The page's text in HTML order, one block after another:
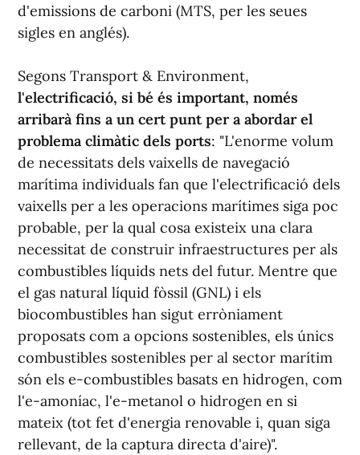
d'emissions de carboni (MTS, per les seues
sigles en anglés).
Segons Transport & Environment,
l'electrificació, si bé és important, només
arribarà fins a un cert punt per a abordar el
problema climàtic dels ports: "L'enorme volum
de necessitats dels vaixells de navegació
marítima individuals fan que l'electrificació dels
vaixells per a les operacions marítimes siga poc
probable, per la qual cosa existeix una clara
necessitat de construir infraestructures per als
combustibles líquids nets del futur. Mentre que
el gas natural líquid fòssil (GNL) i els
biocombustibles han sigut erròniament
proposats com a opcions sostenibles, els únics
combustibles sostenibles per al sector marítim
són els e-combustibles basats en hidrogen, com
l'e-amoníac, l'e-metanol o hidrogen en si
mateix (tot fet d'energia renovable i, quan siga
rellevant, de la captura directa d'aire)".